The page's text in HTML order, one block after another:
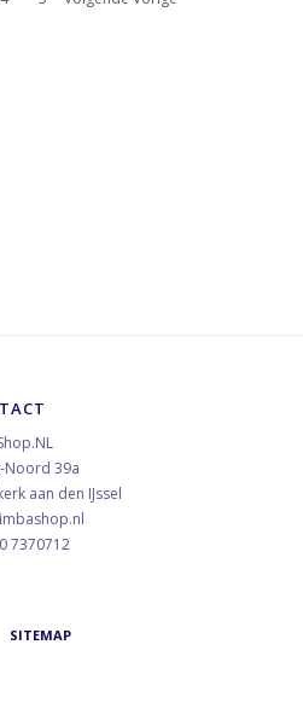
Noord 39a
aan den IJssel
7370712
SITEMAP